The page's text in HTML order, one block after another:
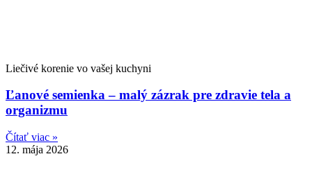
Liečivé korenie vo vašej kuchyni
Ľanové semienka – malý zázrak pre zdravie tela a
organizmu
Čítať viac »
12. mája 2026